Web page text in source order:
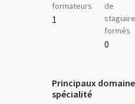
formateurs
1
de
formés
0
Principaux
spécialité